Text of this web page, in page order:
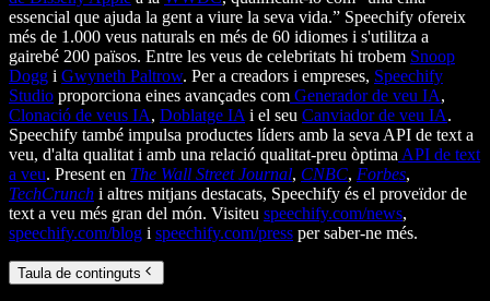
essencial que ajuda la gent a viure la seva vida.” Speechify ofereix
més de 1.000 veus naturals en més de 60 idiomes i s'utilitza a
gairebé 200 països. Entre les veus de celebritats hi trobem Snoop
Dogg i Gwyneth Paltrow. Per a creadors i empreses, Speechify
Studio proporciona eines avançades com Generador de veu IA,
Clonació de veus IA, Doblatge IA i el seu Canviador de veu IA.
Speechify també impulsa productes líders amb la seva API de text a
veu, d'alta qualitat i amb una relació qualitat-preu òptima API de text
a veu. Present en The Wall Street Journal, CNBC, Forbes,
TechCrunch i altres mitjans destacats, Speechify és el proveïdor de
text a veu més gran del món. Visiteu speechify.com/news,
speechify.com/blog i speechify.com/press per saber-ne més.
Taula de continguts